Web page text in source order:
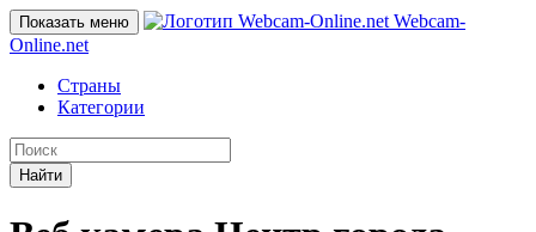
Показать меню
Webcam-
Online.net
Страны
Категории
Найти